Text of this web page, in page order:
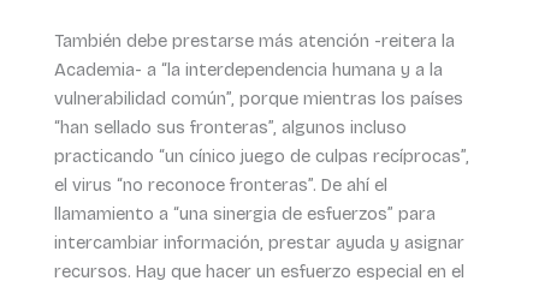
También debe prestarse más atención -reitera la
Academia- a “la interdependencia humana y a la
vulnerabilidad común”, porque mientras los países
“han sellado sus fronteras”, algunos incluso
practicando “un cínico juego de culpas recíprocas”,
el virus “no reconoce fronteras”. De ahí el
llamamiento a “una sinergia de esfuerzos” para
intercambiar información, prestar ayuda y asignar
recursos. Hay que hacer un esfuerzo especial en el